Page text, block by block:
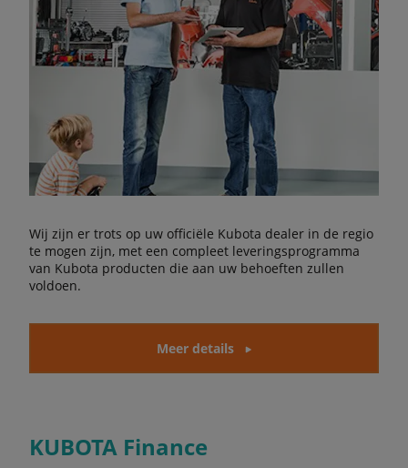
Wij zijn er trots op uw officiële Kubota dealer in de regio
te mogen zijn, met een compleet leveringsprogramma
van Kubota producten die aan uw behoeften zullen
voldoen.
Meer details
KUBOTA Finance